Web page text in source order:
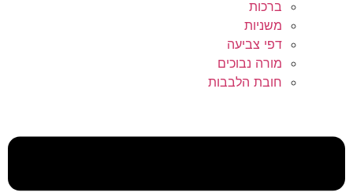
ברכות
משניות
דפי צביעה
מורה נבוכים
חובת הלבבות